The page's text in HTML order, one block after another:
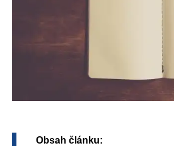
Obsah článku: